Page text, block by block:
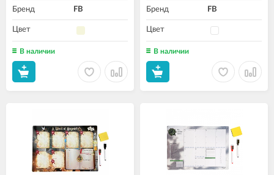
Бренд FB
Цвет
В наличии
Бренд FB
Цвет
В наличии